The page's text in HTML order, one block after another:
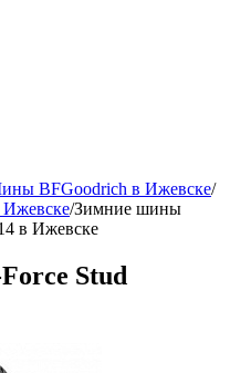
BFGoodrich в Ижевске/
/Зимние шины
в Ижевске
Stud